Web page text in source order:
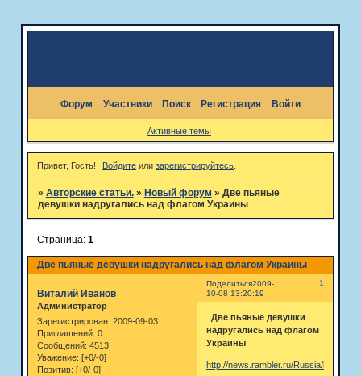
Форум Участники Поиск Регистрация Войти
Активные темы
Привет, Гость! Войдите илизарегистрируйтесь
» Авторские статьи. » Новый форум » Две пьяные
девушки надругались над флагом Украины
Две пьяные девушки надругались над флагом Украины
Страница: 1
Поделиться 1
2009-
10-08 13:20:19
Виталий Иванов
Администратор
Зарегистрирован: 2009-09-03
Приглашений: 0
Сообщений: 4513
Уважение: [+0/-0]
Позитив: [+0/-0]
Две пьяные девушки
надругались над флагом
Украины
http://news.rambler.ru/Russia/head/